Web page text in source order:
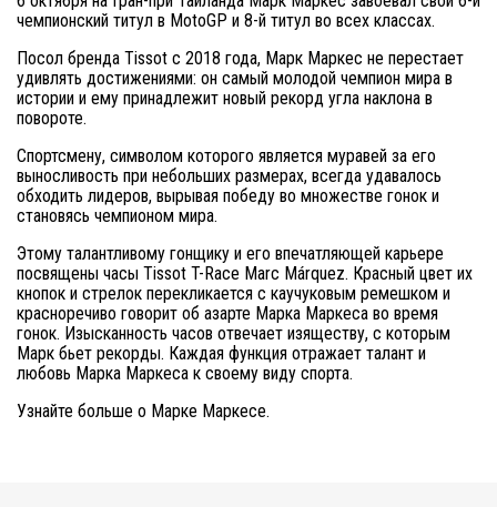
чемпионский титул в MotoGP и 8-й титул во всех классах.
Посол бренда Tissot с 2018 года, Марк Маркес не перестает
удивлять достижениями: он самый молодой чемпион мира в
истории и ему принадлежит новый рекорд угла наклона в
повороте.
Спортсмену, символом которого является муравей за его
выносливость при небольших размерах, всегда удавалось
обходить лидеров, вырывая победу во множестве гонок и
становясь чемпионом мира.
Этому талантливому гонщику и его впечатляющей карьере
посвящены часы Tissot T-Race Marc Márquez. Красный цвет их
кнопок и стрелок перекликается с каучуковым ремешком и
красноречиво говорит об азарте Марка Маркеса во время
гонок. Изысканность часов отвечает изяществу, с которым
Марк бьет рекорды. Каждая функция отражает талант и
любовь Марка Маркеса к своему виду спорта.
Узнайте больше о Марке Маркесе.